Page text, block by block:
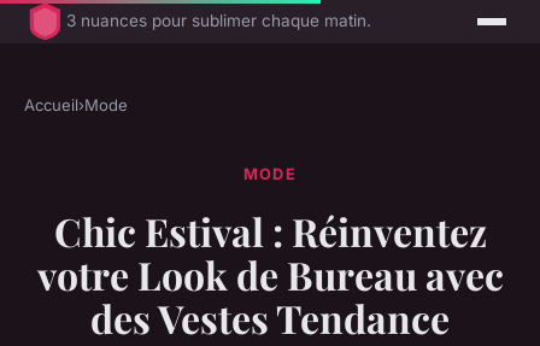
3 nuances pour sublimer chaque matin.
Accueil›Mode
MODE
Chic Estival : Réinventez
votre Look de Bureau avec
des Vestes Tendance